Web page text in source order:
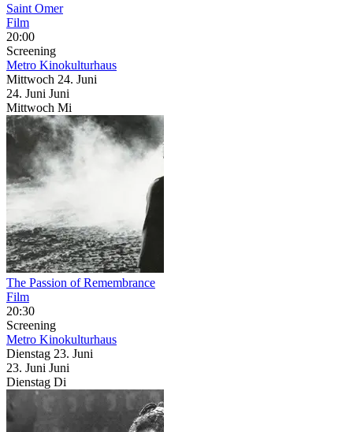
Saint Omer
Film
20:00
Screening
Metro Kinokulturhaus
Mittwoch 24. Juni
24. Juni Juni
Mittwoch Mi
The Passion of Remembrance
Film
20:30
Screening
Metro Kinokulturhaus
Dienstag 23. Juni
23. Juni Juni
Dienstag Di